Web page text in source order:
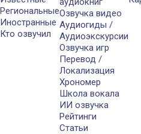
Региональные
Иностранные
Кто озвучил
Озвучка видео
Аудиогиды /
Аудиоэкскурсии
Озвучка игр
Перевод /
Локализация
Хрономер
Школа вокала
ИИ озвучка
Рейтинги
Статьи